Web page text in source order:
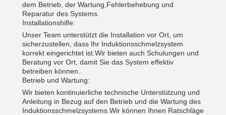
dem Betrieb, der Wartung,Fehlerbehebung und
Reparatur des Systems.
Installationshilfe:
Unser Team unterstützt die Installation vor Ort, um
sicherzustellen, dass Ihr Induktionsschmelzsystem
korrekt eingerichtet ist.Wir bieten auch Schulungen und
Beratung vor Ort, damit Sie das System effektiv
betreiben können..
Betrieb und Wartung:
Wir bieten kontinuierliche technische Unterstützung und
Anleitung in Bezug auf den Betrieb und die Wartung des
Induktionsschmelzsystems.Wir können Ihnen Ratschläge